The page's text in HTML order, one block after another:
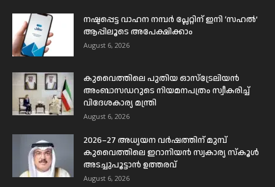
നഷ്ടപ്പെട്ട വാഹന നമ്പർ പ്ലേറ്റിന് ഇനി ‘സഹൽ’
ആപ്പിലൂടെ അപേക്ഷിക്കാം
August 6, 2026
കുവൈത്തിലെ പുതിയ ഓസ്ട്രേലിയൻ
അംബാസഡറുടെ നിയമനപത്രം സ്വീകരിച്ച്
വിദേശകാര്യ മന്ത്രി
August 6, 2026
2026–27 അധ്യയന വർഷത്തിന് മുമ്പ്
കുവൈത്തിലെ ഇറാനിയൻ സ്വകാര്യ സ്കൂൾ
അടച്ചുപൂട്ടാൻ ഉത്തരവ്
August 6, 2026